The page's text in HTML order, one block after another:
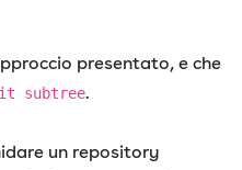
presentato, e che
subtree.
un repository